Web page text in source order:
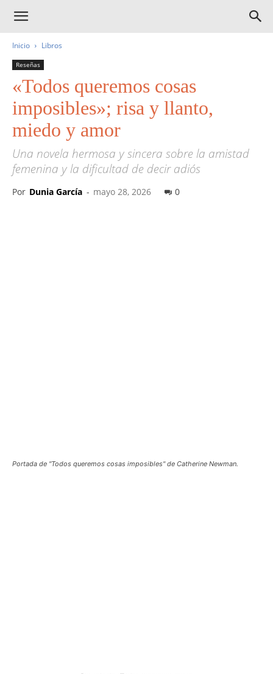
Inicio Libros
Reseñas
«Todos queremos cosas
imposibles»; risa y llanto,
miedo y amor
Una novela hermosa y sincera sobre la amistad
femenina y la dificultad de decir adiós
Por Dunia García - mayo 28, 2026 0
Portada de "Todos queremos cosas imposibles" de Catherine Newman.